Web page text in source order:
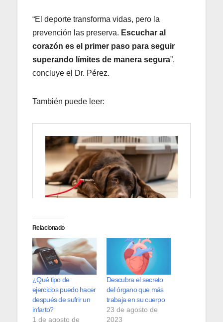
“El deporte transforma vidas, pero la
prevención las preserva. Escuchar al
corazón es el primer paso para seguir
superando límites de manera segura”,
concluye el Dr. Pérez.
También puede leer:
Relacionado
¿Qué tipo de
ejercicios puedo hacer
después de sufrir un
infarto?
1 de agosto de
Descubra el secreto
del órgano que más
trabaja en su cuerpo
23 de agosto de
2023